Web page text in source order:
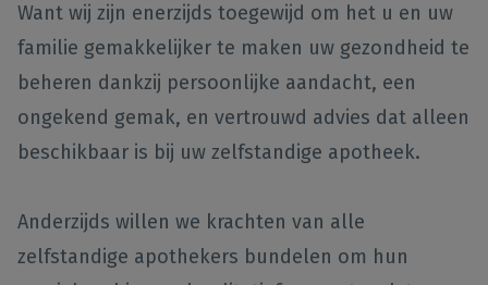
Want wij zijn enerzijds toegewijd om het u en uw
familie gemakkelijker te maken uw gezondheid te
beheren dankzij persoonlijke aandacht, een
ongekend gemak, en vertrouwd advies dat alleen
beschikbaar is bij uw zelfstandige apotheek.
Anderzijds willen we krachten van alle
zelfstandige apothekers bundelen om hun